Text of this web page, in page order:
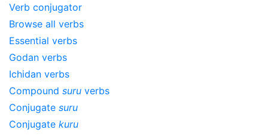
Verb conjugator
Browse all verbs
Essential verbs
Godan verbs
Ichidan verbs
Compound suru verbs
Conjugate suru
Conjugate kuru